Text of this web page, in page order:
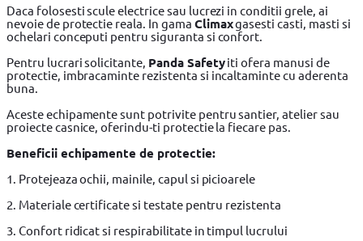
Daca folosesti scule electrice sau lucrezi in conditii grele, ai
nevoie de protectie reala. In gama Climaxgasesti casti, masti si
ochelari conceputi pentru siguranta si confort.
Pentru lucrari solicitante, Panda Safetyiti ofera manusi de
protectie, imbracaminte rezistenta si incaltaminte cu aderenta
buna.
Aceste echipamente sunt potrivite pentru santier, atelier sau
proiecte casnice, oferindu-ti protectie la fiecare pas.
Beneficii echipamente de protectie:
1. Protejeaza ochii, mainile, capul si picioarele
2. Materiale certificate si testate pentru rezistenta
3. Confort ridicat si respirabilitate in timpul lucrului